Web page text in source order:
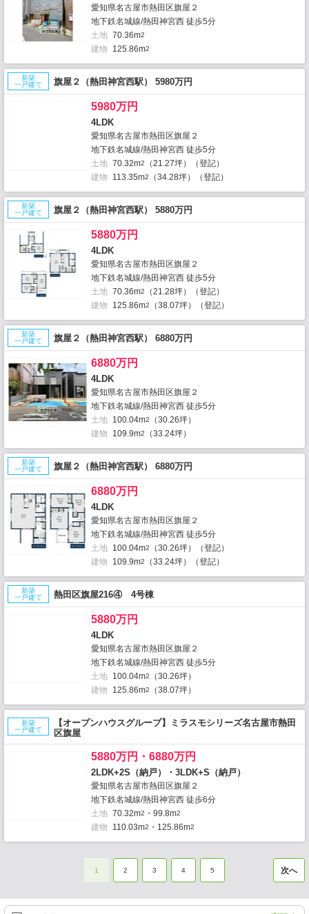
愛知県名古屋市熱田区旗屋２
地下鉄名城線/熱田神宮西 徒歩5分
土地 70.36m2
建物 125.86m2
新築
一戸建て
旗屋２（熱田神宮西駅） 5980万円
5980万円
4LDK
愛知県名古屋市熱田区旗屋２
地下鉄名城線/熱田神宮西 徒歩5分
土地 70.32m2
（21.27坪）（登記）
建物
113.35m2 （34.28坪）（登記）
新築
一戸建て
旗屋２（熱田神宮西駅） 5880万円
5880万円
4LDK
愛知県名古屋市熱田区旗屋２
地下鉄名城線/熱田神宮西 徒歩5分
土地 70.36m2
（21.28坪）（登記）
建物
125.86m2 （38.07坪）（登記）
新築
一戸建て
旗屋２（熱田神宮西駅） 6880万円
6880万円
4LDK
愛知県名古屋市熱田区旗屋２
地下鉄名城線/熱田神宮西 徒歩5分
土地 100.04m2
（30.26坪）
建物
109.9m2 （33.24坪）
新築
一戸建て
旗屋２（熱田神宮西駅） 6880万円
6880万円
4LDK
愛知県名古屋市熱田区旗屋２
地下鉄名城線/熱田神宮西 徒歩5分
土地 100.04m2
（30.26坪）（登記）
建物
109.9m2 （33.24坪）（登記）
新築
一戸建て
熱田区旗屋216④ 4号棟
5880万円
4LDK
愛知県名古屋市熱田区旗屋２
地下鉄名城線/熱田神宮西 徒歩5分
土地 100.04m2
（30.26坪）
建物
125.86m2 （38.07坪）
新築
一戸建て
【オープンハウスグループ】ミラスモシリーズ名古屋市熱田
区旗屋
5880万円・6880万円
2LDK+2S（納戸）・3LDK+S（納戸）
愛知県名古屋市熱田区旗屋２
地下鉄名城線/熱田神宮西 徒歩6分
土地 70.32m2 ・99.8m2
建物 110.03m2 ・125.86m2
1 2 3 4 5 次へ